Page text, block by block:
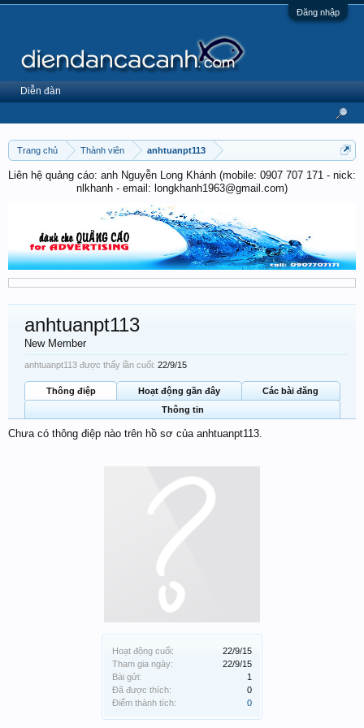
Đăng nhập
Trang chủ Thành viên anhtuanpt113
Liên hệ quảng cáo: anh Nguyễn Long Khánh (mobile: 0907 707 171 - nick:
nlkhanh - email: longkhanh1963@gmail.com)
Hoạt động cuối:
22/9/15
Tham gia ngày:
22/9/15
Bài gửi:
1
Đã được thích:
0
Điểm thành tích:
0
anhtuanpt113
New Member
anhtuanpt113 được thấy lần cuối: 22/9/15
Thông điệp Hoạt động gần đây
Các bài đăng
Thông tin
Chưa có thông điệp nào trên hồ sơ của anhtuanpt113.
Diễn đàn